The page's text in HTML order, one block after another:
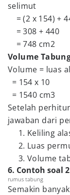
selimut
= (2 x 154) +
= 308 + 440
= 748 cm2
Volume
Volume = luas
= 154 x 10
= 1540 cm3
Setelah
jawaban dari
Keliling
Luas
Volume
6. Contoh soal 2
rumus tabung
Semakin